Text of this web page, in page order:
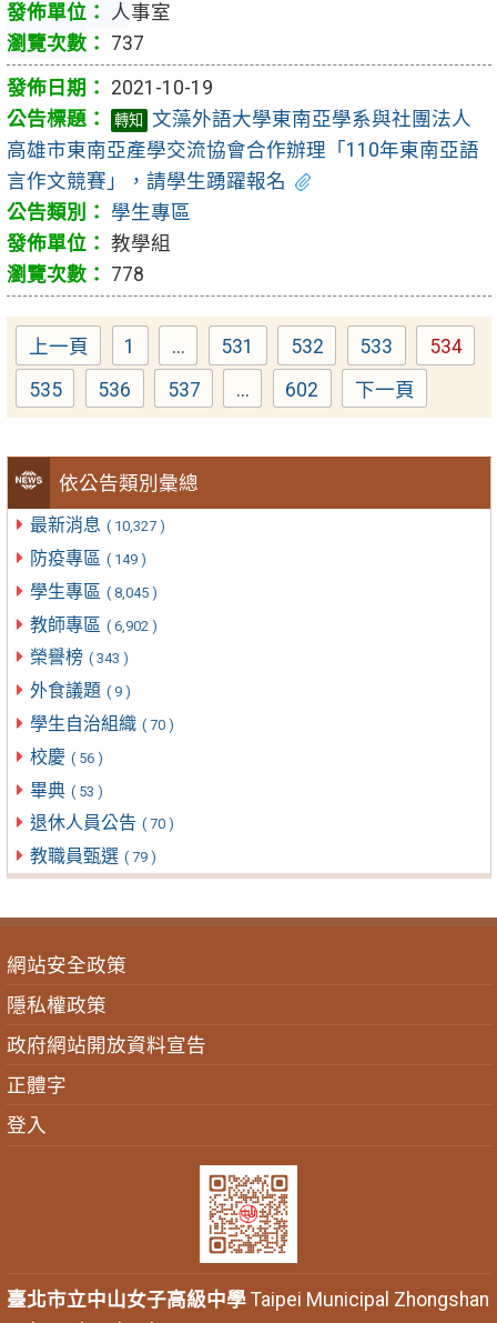
依公告類別彙總
最新消息 ( 10,327 )
防疫專區 ( 149 )
學生專區 ( 8,045 )
教師專區 ( 6,902 )
榮譽榜 ( 343 )
外食議題 ( 9 )
學生自治組織 ( 70 )
校慶 ( 56 )
畢典 ( 53 )
退休人員公告 ( 70 )
教職員甄選 ( 79 )
人事室
737
2021-10-19
轉知
文藻外語大學東南亞學系與社團法人
高雄市東南亞產學交流協會合作辦理「110年東南亞語
言作文競賽」，請學生踴躍報名
學生專區
教學組
778
上一頁 Page
1 ... Page
531 Page
532 Page
533 Page
534
Page
535 Page
536 Page
537 ... Page
602 下一頁
網站安全政策
隱私權政策
政府網站開放資料宣告
正體字
登入
臺北市立中山女子高級中學Taipei Municipal Zhongshan